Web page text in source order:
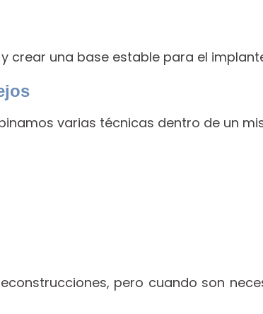
crear una base estable para el
varias técnicas dentro de un
pero cuando son